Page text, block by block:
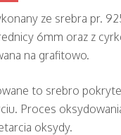
ze srebra pr.
6mm oraz z
na grafitowo.
to srebro
Proces
oksydy.